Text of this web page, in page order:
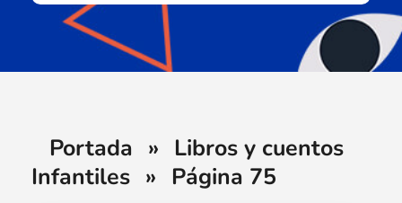
Portada » Libros y cuentos
Infantiles » Página 75